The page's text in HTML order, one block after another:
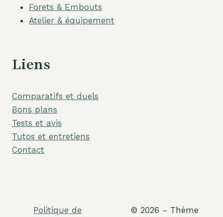
Forets & Embouts
Atelier & équipement
Liens
Comparatifs et duels
Bons plans
Tests et avis
Tutos et entretiens
Contact
Politique de © 2026 - Thème